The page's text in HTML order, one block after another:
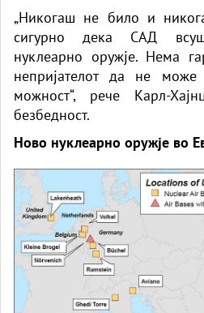
„Никогаш не било и
сигурно дека САД
нуклеарно оружје. Нема
непријателот да не
можност“, рече Карл-
безбедност.
Ново нуклеарно оружје во